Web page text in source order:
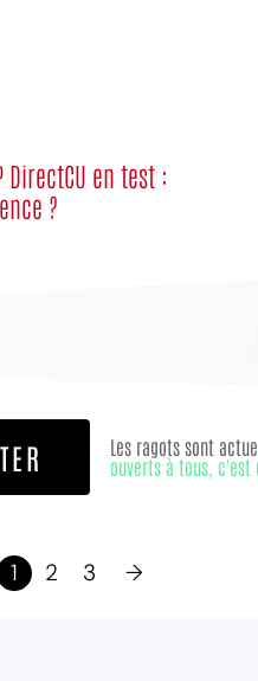
DirectCU en test :
?
Les ragots sont
ouverts à tous, c'est
1 2 3 →